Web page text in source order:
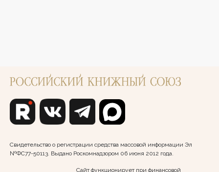
Свидетельство о регистрации средства массовой информации Эл
№ФС77-50113. Выдано Роскомнадзором 06 июня 2012 года.
Сайт функционирует при финансовой